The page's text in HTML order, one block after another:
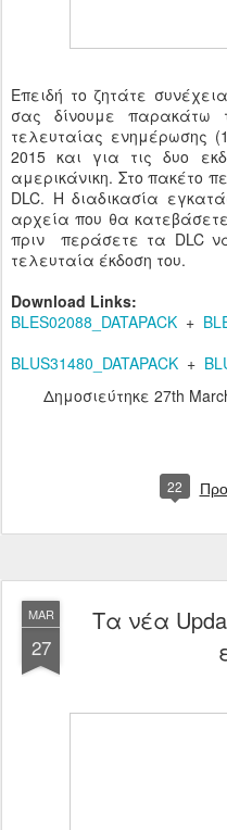
Επειδή το ζητάτε
σας δίνουμε παρακάτω
τελευταίας ενημέρωσης
2015 και για τις δυο
αμερικάνικη. Στο πακέτο
DLC. Η διαδικασία
αρχεία που θα
πριν περάσετε τα DLC να
τελευταία έκδοση του.
Download Links:
BLES02088_DATAPACK +
BLUS31480_DATAPACK +
Δημοσιεύτηκε 27th
22
MAR
27
Τα νέα